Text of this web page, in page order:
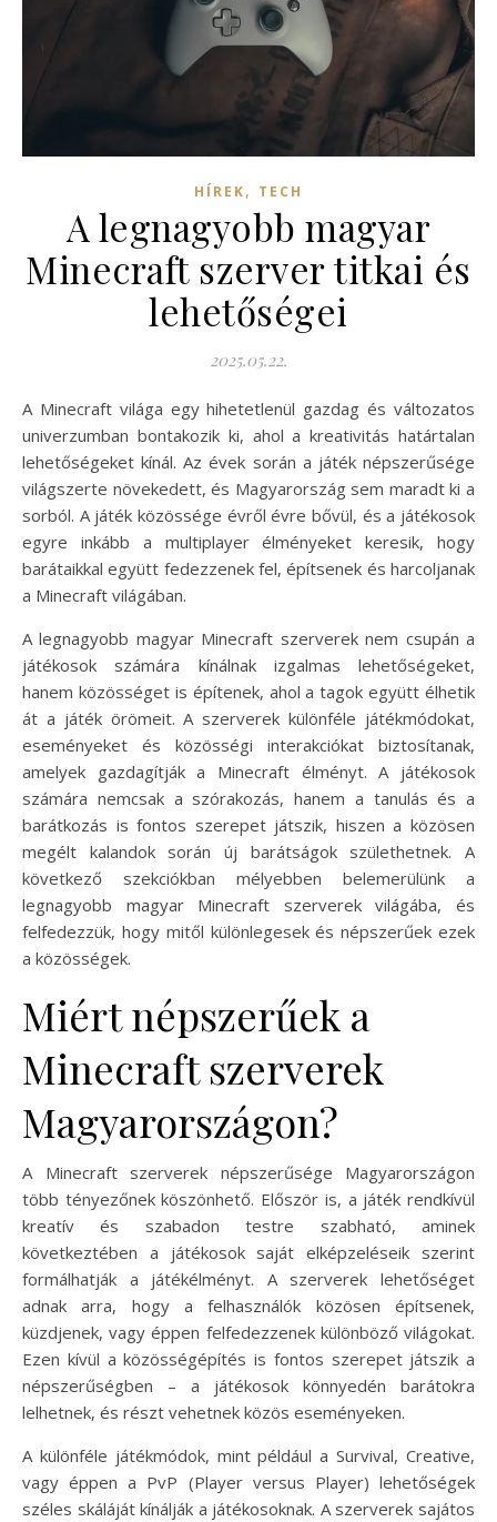
HÍREK, TECH
A legnagyobb magyar
Minecraft szerver titkai és
lehetőségei
2025.05.22.
A Minecraft világa egy hihetetlenül gazdag és változatos
univerzumban bontakozik ki, ahol a kreativitás határtalan
lehetőségeket kínál. Az évek során a játék népszerűsége
világszerte növekedett, és Magyarország sem maradt ki a
sorból. A játék közössége évről évre bővül, és a játékosok
egyre inkább a multiplayer élményeket keresik, hogy
barátaikkal együtt fedezzenek fel, építsenek és harcoljanak
a Minecraft világában.
A legnagyobb magyar Minecraft szerverek nem csupán a
játékosok számára kínálnak izgalmas lehetőségeket,
hanem közösséget is építenek, ahol a tagok együtt élhetik
át a játék örömeit. A szerverek különféle játékmódokat,
eseményeket és közösségi interakciókat biztosítanak,
amelyek gazdagítják a Minecraft élményt. A játékosok
számára nemcsak a szórakozás, hanem a tanulás és a
barátkozás is fontos szerepet játszik, hiszen a közösen
megélt kalandok során új barátságok születhetnek. A
következő szekciókban mélyebben belemerülünk a
legnagyobb magyar Minecraft szerverek világába, és
felfedezzük, hogy mitől különlegesek és népszerűek ezek
a közösségek.
Miért népszerűek a
Minecraft szerverek
Magyarországon?
A Minecraft szerverek népszerűsége Magyarországon
több tényezőnek köszönhető. Először is, a játék rendkívül
kreatív és szabadon testre szabható, aminek
következtében a játékosok saját elképzeléseik szerint
formálhatják a játékélményt. A szerverek lehetőséget
adnak arra, hogy a felhasználók közösen építsenek,
küzdjenek, vagy éppen felfedezzenek különböző világokat.
Ezen kívül a közösségépítés is fontos szerepet játszik a
népszerűségben – a játékosok könnyedén barátokra
lelhetnek, és részt vehetnek közös eseményeken.
A különféle játékmódok, mint például a Survival, Creative,
vagy éppen a PvP (Player versus Player) lehetőségek
széles skáláját kínálják a játékosoknak. A szerverek sajátos